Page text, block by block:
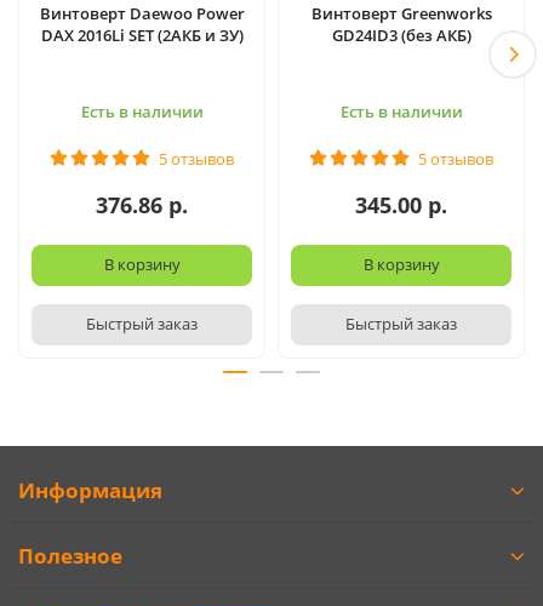
Винтоверт Daewoo Power
DAX 2016Li SET (2АКБ и ЗУ)
Есть в наличии
5 отзывов
376.86 р.
В корзину
Быстрый заказ
Винтоверт Greenworks
GD24ID3 (без АКБ)
Есть в наличии
5 отзывов
345.00 р.
В корзину
Быстрый заказ
Информация
Полезное